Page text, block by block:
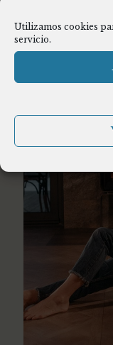
Utilizamos cookies
servicio.